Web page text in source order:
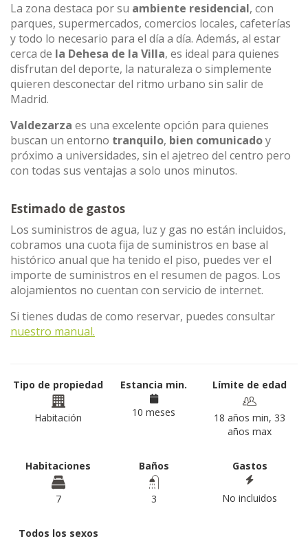
La zona destaca por su ambiente residencial, con
parques, supermercados, comercios locales, cafeterías
y todo lo necesario para el día a día. Además, al estar
cerca de la Dehesa de la Villa, es ideal para quienes
disfrutan del deporte, la naturaleza o simplemente
quieren desconectar del ritmo urbano sin salir de
Madrid.
Valdezarza es una excelente opción para quienes
buscan un entorno tranquilo, bien comunicadoy
próximo a universidades, sin el ajetreo del centro pero
con todas sus ventajas a solo unos minutos.
Estimado de gastos
Los suministros de agua, luz y gas no están incluidos,
cobramos una cuota fija de suministros en base al
histórico anual que ha tenido el piso, puedes ver el
importe de suministros en el resumen de pagos. Los
alojamientos no cuentan con servicio de internet.
Si tienes dudas de como reservar, puedes consultar
nuestro manual.
Tipo de propiedad
Habitación
Estancia min.
10 meses
Límite de edad
18 años min, 33
años max
Habitaciones
7
Baños
3
Gastos
No incluidos
Todos los sexos